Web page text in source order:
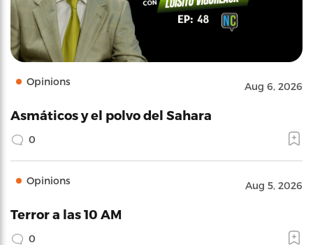
Opinions Aug 6, 2026
Asmáticos y el polvo del Sahara
0
Opinions Aug 5, 2026
Terror a las 10 AM
0